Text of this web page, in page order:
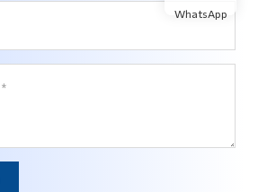
WhatsApp